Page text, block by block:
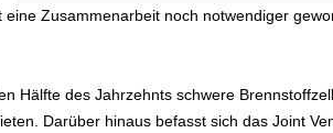
Zusammenarbeit noch notwendiger
Hälfte des Jahrzehnts schwere
Darüber hinaus befasst sich das Joint